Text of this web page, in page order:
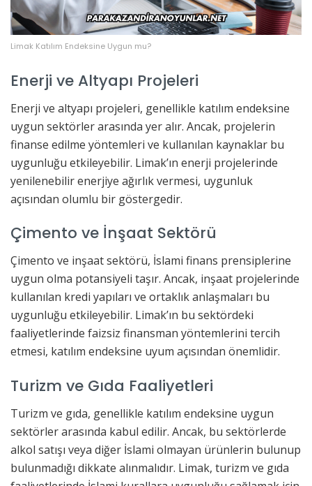
Limak Katılım Endeksine Uygun mu?
Enerji ve Altyapı Projeleri
Enerji ve altyapı projeleri, genellikle katılım endeksine
uygun sektörler arasında yer alır. Ancak, projelerin
finanse edilme yöntemleri ve kullanılan kaynaklar bu
uygunluğu etkileyebilir. Limak’ın enerji projelerinde
yenilenebilir enerjiye ağırlık vermesi, uygunluk
açısından olumlu bir göstergedir.
Çimento ve İnşaat Sektörü
Çimento ve inşaat sektörü, İslami finans prensiplerine
uygun olma potansiyeli taşır. Ancak, inşaat projelerinde
kullanılan kredi yapıları ve ortaklık anlaşmaları bu
uygunluğu etkileyebilir. Limak’ın bu sektördeki
faaliyetlerinde faizsiz finansman yöntemlerini tercih
etmesi, katılım endeksine uyum açısından önemlidir.
Turizm ve Gıda Faaliyetleri
Turizm ve gıda, genellikle katılım endeksine uygun
sektörler arasında kabul edilir. Ancak, bu sektörlerde
alkol satışı veya diğer İslami olmayan ürünlerin bulunup
bulunmadığı dikkate alınmalıdır. Limak, turizm ve gıda